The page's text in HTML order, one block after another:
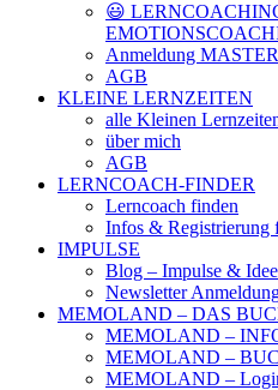
😃
Anmeldung
AGB
KLEINE LERNZEITEN
alle Kleinen
über mich
AGB
LERNCOACH-FINDER
Lerncoach finden
Infos & Registrierung
IMPULSE
Blog – Impulse &
Newsletter
MEMOLAND – DAS
MEMOLAND –
MEMOLAND –
MEMOLAND –